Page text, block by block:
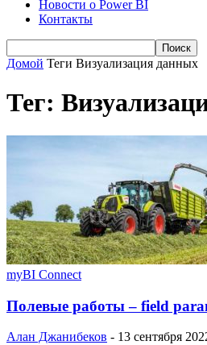
Новости о Power BI
Контакты
Домой Теги Визуализация данных
Тег:
myBI Connect
Полевые работы – field
Алан Джанибеков - 13 сентября